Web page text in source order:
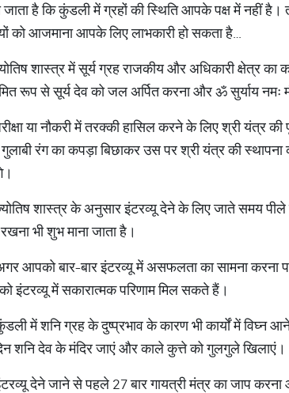
जाता है कि कुंडली में ग्रहों की स्थिति आपके पक्ष में नहीं
को आजमाना आपके लिए लाभकारी हो सकता है…
शास्त्र में सूर्य ग्रह राजकीय और अधिकारी क्षेत्र
रूप से सूर्य देव को जल अर्पित करना और ॐ सुर्याय नमः
या नौकरी में तरक्की हासिल करने के लिए श्री यंत्र
गुलाबी रंग का कपड़ा बिछाकर उस पर श्री यंत्र की
शास्त्र के अनुसार इंटरव्यू देने के लिए जाते समय
भी शुभ माना जाता है।
आपको बार-बार इंटरव्यू में असफलता का सामना करना
इंटरव्यू में सकारात्मक परिणाम मिल सकते हैं।
में शनि ग्रह के दुष्प्रभाव के कारण भी कार्यों में
शनि देव के मंदिर जाएं और काले कुत्ते को गुलगुले खिलाएं।
देने जाने से पहले 27 बार गायत्री मंत्र का जाप